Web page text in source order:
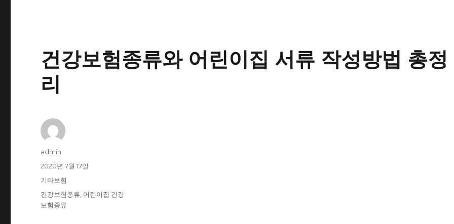
건강보험종류와 어린이집 서류 작성방법 총정
리
글
admin
작
성
자
2020년 7월 17일
카
테
기타보험
태
그
건강보험종류 어린이집 건강
보험종류